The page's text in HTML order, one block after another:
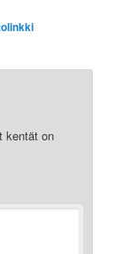
kentät on